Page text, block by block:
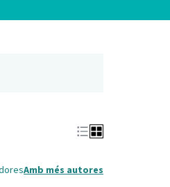
Amb més autores